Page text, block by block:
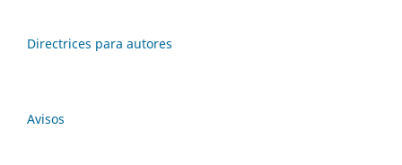
Directrices para autores
Avisos